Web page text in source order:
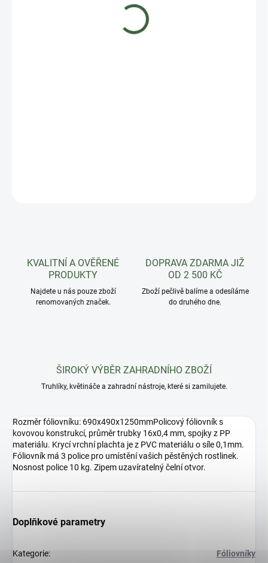
KVALITNÍ A OVĚŘENÉ
PRODUKTY
Najdete u nás pouze zboží
renomovaných značek.
DOPRAVA ZDARMA JIŽ
OD 2 500 KČ
Zboží pečlivě balíme a odesíláme
do druhého dne.
ŠIROKÝ VÝBĚR ZAHRADNÍHO ZBOŽÍ
Truhlíky, květináče a zahradní nástroje, které si zamilujete.
Rozměr fóliovníku: 690x490x1250mmPolicový fóliovník s
kovovou konstrukcí, průměr trubky 16x0,4 mm, spojky z PP
materiálu. Krycí vrchní plachta je z PVC materiálu o síle 0,1mm.
Fóliovník má 3 police pro umístění vašich pěstěných rostlinek.
Nosnost police 10 kg. Zipem uzavíratelný čelní otvor.
Doplňkové parametry
Kategorie: Fóliovníky